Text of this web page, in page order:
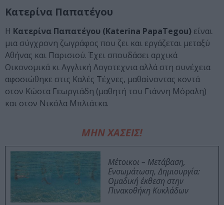
Κατερίνα Παπατέγου
Η Κατερίνα Παπατέγου (Katerina PapaTegou) είναι
μια σύγχρονη ζωγράφος που ζει και εργάζεται μεταξύ
Αθήνας και Παρισιού. Έχει σπουδάσει αρχικά
Οικονομικά κι Αγγλική Λογοτεχνια αλλά στη συνέχεια
αφοσιώθηκε στις Καλές Τέχνες, μαθαίνοντας κοντά
στον Κώστα Γεωργιάδη (μαθητή του Γιάννη Μόραλη)
και στον Νικόλα Μπλιάτκα.
ΜΗΝ ΧΑΣΕΙΣ!
Μέτοικοι – Μετάβαση,
Ενσωμάτωση, Δημιουργία:
Ομαδική έκθεση στην
Πινακοθήκη Κυκλάδων